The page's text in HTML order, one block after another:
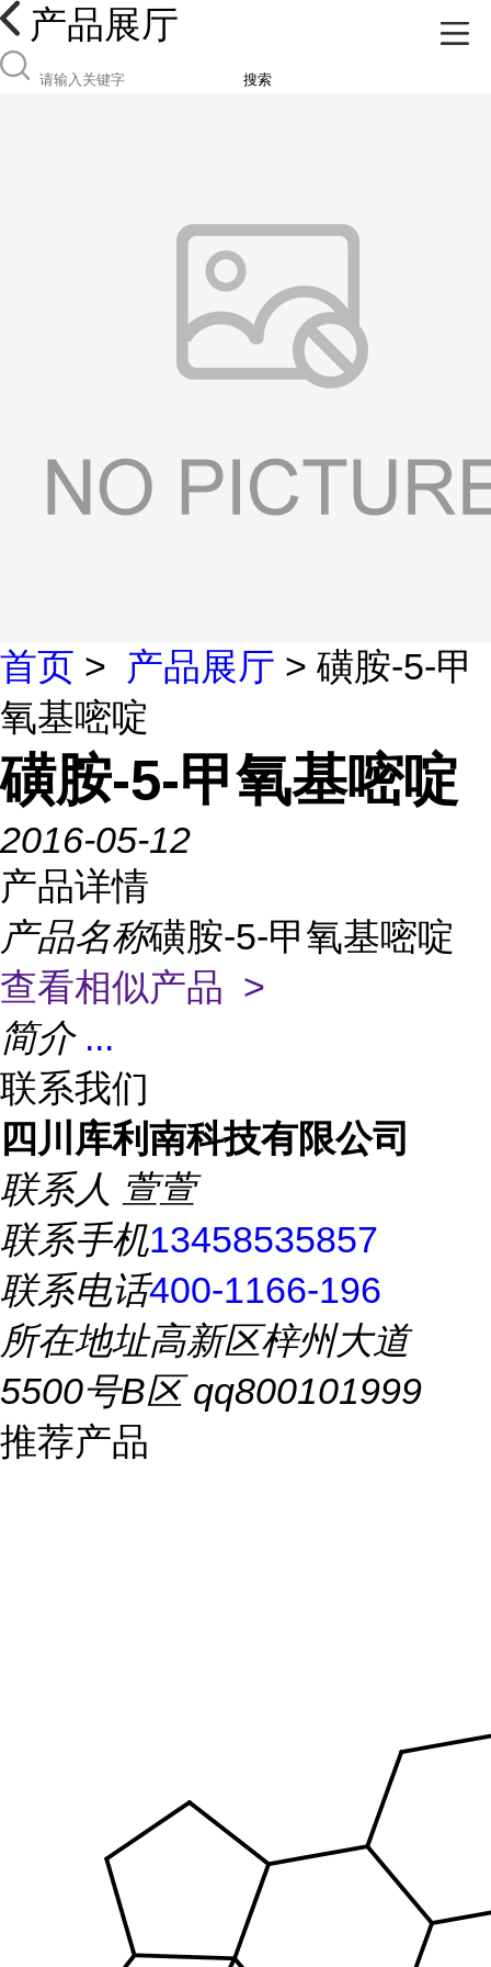
产品展厅
搜索
首页 > 产品展厅 > 磺胺-5-甲
氧基嘧啶
磺胺-5-甲氧基嘧啶
2016-05-12
产品详情
产品名称磺胺-5-甲氧基嘧啶
查看相似产品 >
简介 ...
联系我们
四川库利南科技有限公司
联系人 萱萱
联系手机13458535857
联系电话400-1166-196
所在地址高新区梓州大道
5500号B区 qq800101999
推荐产品